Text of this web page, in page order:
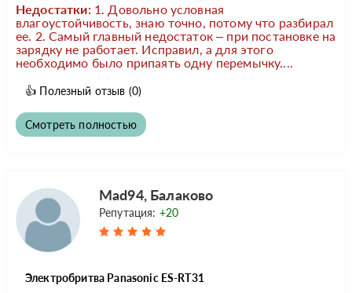
Недостатки: 1. Довольно условная
влагоустойчивость, знаю точно, потому что разбирал
ее. 2. Самый главный недостаток – при постановке на
зарядку не работает. Исправил, а для этого
необходимо было припаять одну перемычку....
👍 Полезный отзыв (0)
Смотреть полностью
Mad94, Балаково
Репутация: +20
Электробритва Panasonic ES-RT31